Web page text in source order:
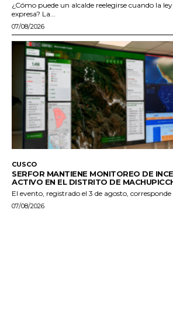
¿Cómo puede un alcalde reelegirse cuando la
expresa? La...
07/08/2026
CUSCO
SERFOR MANTIENE MONITOREO DE
ACTIVO EN EL DISTRITO DE
El evento, registrado el 3 de agosto, corresponde
07/08/2026